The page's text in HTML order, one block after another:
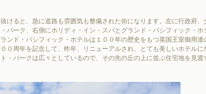
けると、急に道路も雰囲気も整備された街になります。左に行政府、
パーク、右側にホリディ・イン・スバとグランド・パシフィック・ホ
ンド・パシフィック・ホテルは１００年の歴史をもつ英国王室御用達
０周年を記念して、昨年、リニューアルされ、とても美しいホテルに
・パークは広々としているので、その先の丘の上に並ぶ住宅地を見渡